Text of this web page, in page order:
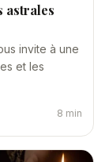
astrales
invite à une
et les
8 min